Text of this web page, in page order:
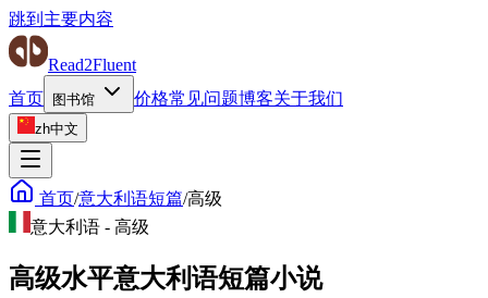
跳到主要内容
Read2Fluent
首页
图书馆 价格常见问题博客关于我们
zh中文
首页/意大利语短篇/高级
意大利语 - 高级
高级水平意大利语短篇小说